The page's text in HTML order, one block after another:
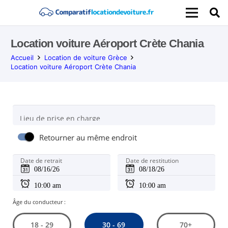
Location voiture Aéroport Crète Chania
Accueil
Location de voiture Grèce
Location voiture Aéroport Crète Chania
Lieu de prise en charge
Retourner au même endroit
Date de retrait Date de restitution
Âge du conducteur :
18 - 29 30 - 69 70+